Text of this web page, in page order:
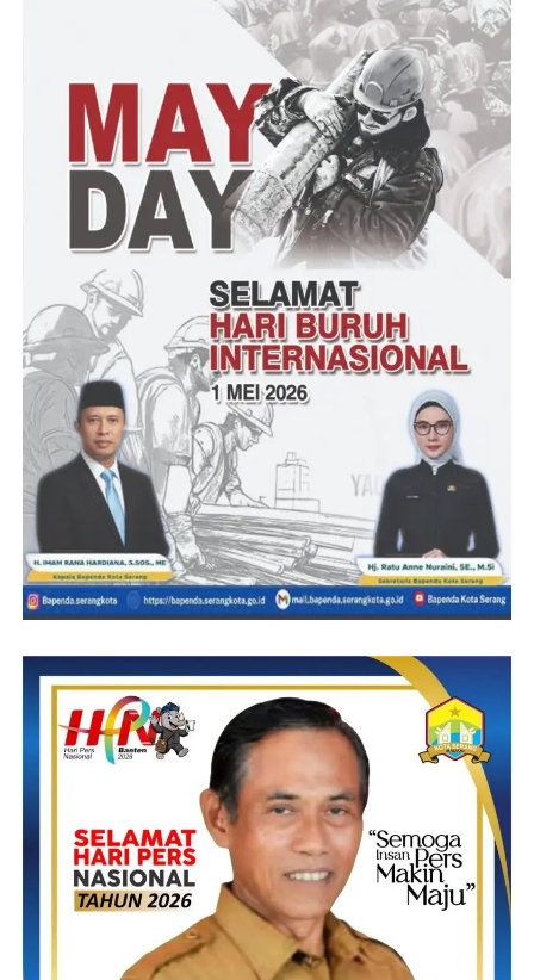
Dia mengungkapkan, bahwa terhadap Calon Legeslatif berhak
diberikan perlindungan hukum.
Kemudian diungkapkannya lagi, bahwa sistem pengujian dalam
PTUN berbeda denga proses pengadilan di Pemilu. Untuk itu
dia mengharapkan kepada semua pihak agar memahaminya dari
Disampaikannya juga, agar menjadi pelapor yang pandai dan
menjadi penggugat yang cerdas.
Tujuan gugatan dan tempat yang tepat dengan cara pembuktian
yang tepat, untuk mencapai sebuah putusan.
Menurutnya, setiap pelaporan harus di teliti dulu masuk di ranah
mana, apakah kepolisian, bawaslu atau PTUN, jangan asal lapor.